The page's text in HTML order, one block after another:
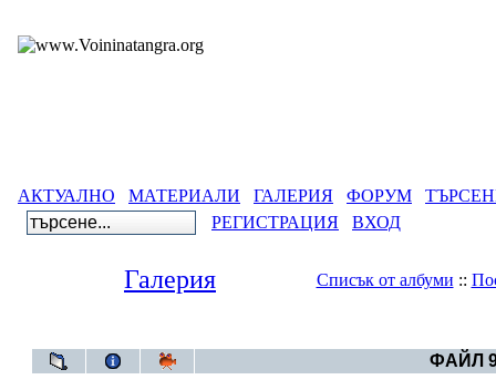
АКТУАЛНО МАТЕРИАЛИ ГАЛЕРИЯ ФОРУМ
РЕГИСТРАЦИЯ
ВХОД
Галерия Списък от албуми ::
ФАЙЛ 9